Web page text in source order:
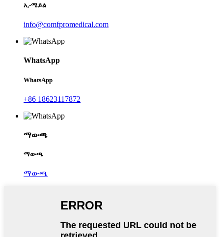
ኢ-ሜይል
info@comfpromedical.com
WhatsApp
WhatsApp
+86 18623117872
ማውጫ
ማውጫ
ማውጫ